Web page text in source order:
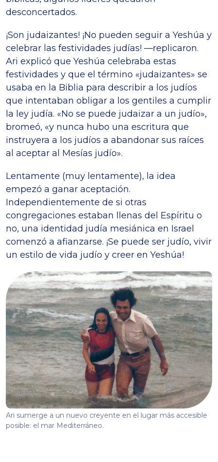
desconcertados.
¡Son judaizantes! ¡No pueden seguir a Yeshúa y
celebrar las festividades judías! —replicaron.
Ari explicó que Yeshúa celebraba estas
festividades y que el término «judaizantes» se
usaba en la Biblia para describir a los judíos
que intentaban obligar a los gentiles a cumplir
la ley judía. «No se puede judaizar a un judío»,
bromeó, «y nunca hubo una escritura que
instruyera a los judíos a abandonar sus raíces
al aceptar al Mesías judío».
Lentamente (muy lentamente), la idea
empezó a ganar aceptación.
Independientemente de si otras
congregaciones estaban llenas del Espíritu o
no, una identidad judía mesiánica en Israel
comenzó a afianzarse. ¡Se puede ser judío, vivir
un estilo de vida judío y creer en Yeshúa!
Ari sumerge a un nuevo creyente en el lugar más accesible
posible: el mar Mediterráneo.